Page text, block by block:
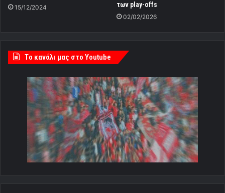
15/12/2024
των play-offs
02/02/2026
Tο κανάλι μας στο Youtube